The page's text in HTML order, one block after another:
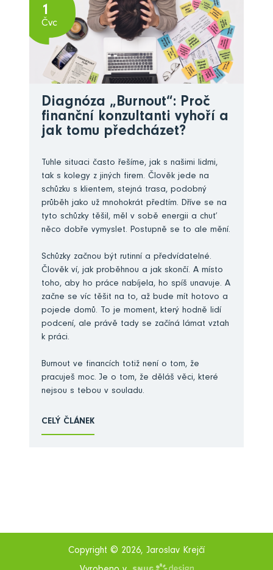
1
Čvc
Diagnóza „Burnout“: Proč
finanční konzultanti vyhoří a
jak tomu předcházet?
Tuhle situaci často řešíme, jak s našimi lidmi,
tak s kolegy z jiných firem. Člověk jede na
schůzku s klientem, stejná trasa, podobný
průběh jako už mnohokrát předtím. Dříve se na
tyto schůzky těšil, měl v sobě energii a chuť
něco dobře vymyslet. Postupně se to ale mění.
Schůzky začnou být rutinní a předvídatelné.
Člověk ví, jak proběhnou a jak skončí. A místo
toho, aby ho práce nabíjela, ho spíš unavuje. A
začne se víc těšit na to, až bude mít hotovo a
pojede domů. To je moment, který hodně lidí
podcení, ale právě tady se začíná lámat vztah
k práci.
Burnout ve financích totiž není o tom, že
pracuješ moc. Je o tom, že děláš věci, které
nejsou s tebou v souladu.
CELÝ ČLÁNEK
Copyright © 2026, Jaroslav Krejčí